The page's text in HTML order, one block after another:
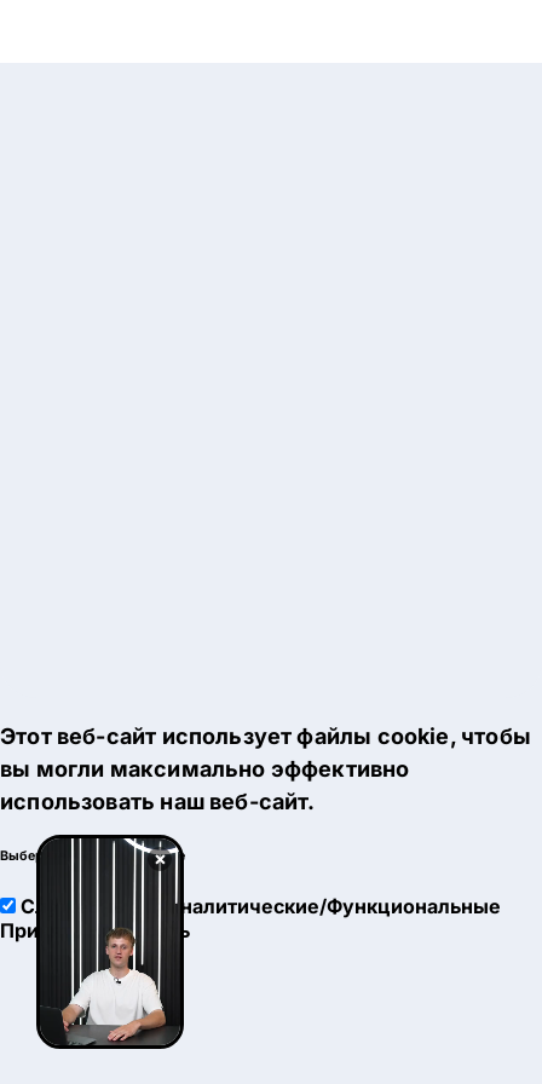
×
Этот веб-сайт использует файлы cookie, чтобы
вы могли максимально эффективно
использовать наш веб-сайт.
Выберите настройки cookie
Служебные
Аналитические/Функциональные
Принять
Настроить